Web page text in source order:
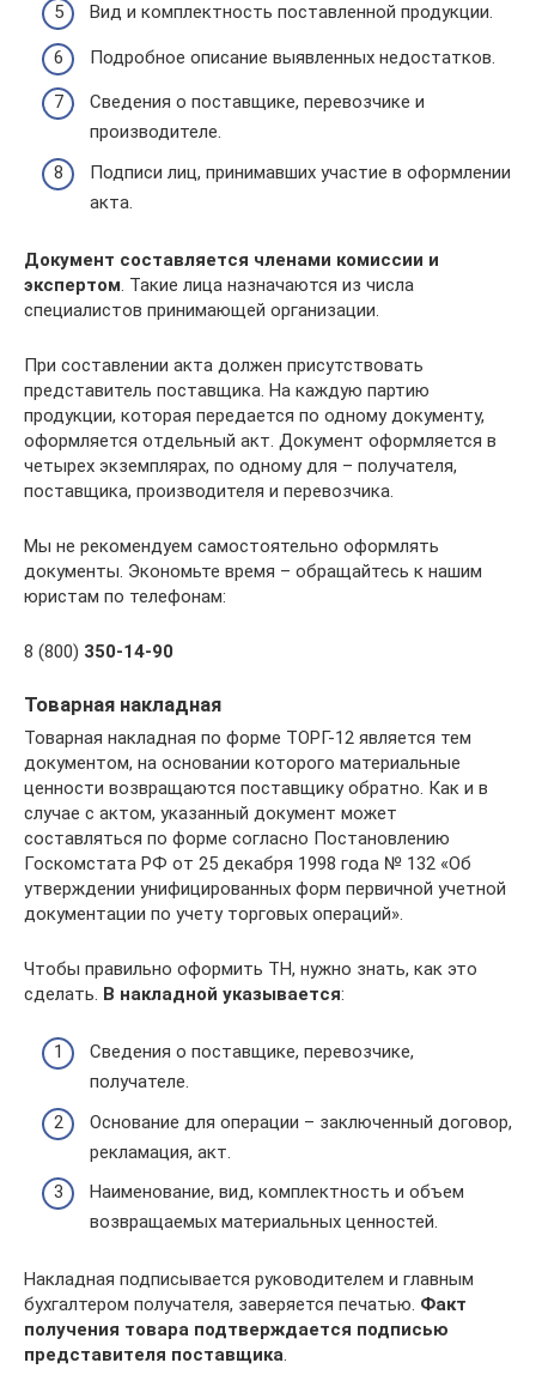
Вид и комплектность поставленной продукции.
Подробное описание выявленных недостатков.
Сведения о поставщике, перевозчике и
производителе.
Подписи лиц, принимавших участие в оформлении
акта.
Документ составляется членами комиссии и
экспертом . Такие лица назначаются из числа
специалистов принимающей организации.
При составлении акта должен присутствовать
представитель поставщика. На каждую партию
продукции, которая передается по одному документу,
оформляется отдельный акт. Документ оформляется в
четырех экземплярах, по одному для – получателя,
поставщика, производителя и перевозчика.
Мы не рекомендуем самостоятельно оформлять
документы. Экономьте время – обращайтесь к нашим
юристам по телефонам:
8 (800) 350-14-90
Товарная накладная
Товарная накладная по форме ТОРГ-12 является тем
документом, на основании которого материальные
ценности возвращаются поставщику обратно. Как и в
случае с актом, указанный документ может
составляться по форме согласно Постановлению
Госкомстата РФ от 25 декабря 1998 года № 132 «Об
утверждении унифицированных форм первичной учетной
документации по учету торговых операций».
Чтобы правильно оформить ТН, нужно знать, как это
сделать. В накладной указывается:
Сведения о поставщике, перевозчике,
получателе.
Основание для операции – заключенный договор,
рекламация, акт.
Наименование, вид, комплектность и объем
возвращаемых материальных ценностей.
Накладная подписывается руководителем и главным
бухгалтером получателя, заверяется печатью. Факт
получения товара подтверждается подписью
представителя поставщика.